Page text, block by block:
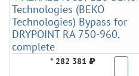
* 282 381 ₽